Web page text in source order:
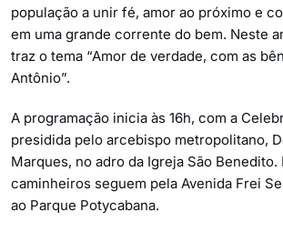
população a unir fé, amor ao próximo e
em uma grande corrente do bem. Neste
traz o tema “Amor de verdade, com as
Antônio”.
A programação inicia às 16h, com a
presidida pelo arcebispo metropolitano,
Marques, no adro da Igreja São Benedito.
caminheiros seguem pela Avenida Frei
ao Parque Potycabana.